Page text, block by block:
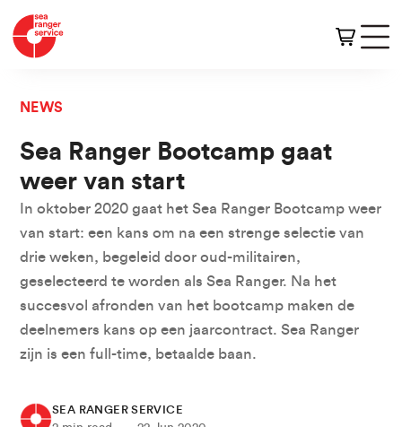
NEWS
Sea Ranger Bootcamp gaat
weer van start
In oktober 2020 gaat het Sea Ranger Bootcamp weer
van start: een kans om na een strenge selectie van
drie weken, begeleid door oud-militairen,
geselecteerd te worden als Sea Ranger. Na het
succesvol afronden van het bootcamp maken de
deelnemers kans op een jaarcontract. Sea Ranger
zijn is een full-time, betaalde baan.
SEA RANGER SERVICE